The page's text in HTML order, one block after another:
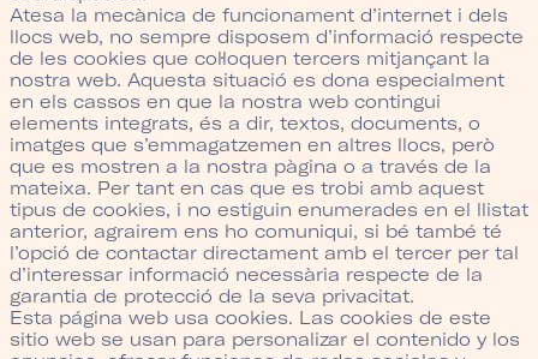
Atesa la mecànica de funcionament d’internet i dels
llocs web, no sempre disposem d’informació respecte
de les cookies que col·loquen tercers mitjançant la
nostra web. Aquesta situació es dona especialment
en els cassos en que la nostra web contingui
elements integrats, és a dir, textos, documents, o
imatges que s’emmagatzemen en altres llocs, però
que es mostren a la nostra pàgina o a través de la
mateixa. Per tant en cas que es trobi amb aquest
tipus de cookies, i no estiguin enumerades en el llistat
anterior, agrairem ens ho comuniqui, si bé també té
l’opció de contactar directament amb el tercer per tal
d’interessar informació necessària respecte de la
garantia de protecció de la seva privacitat.
Esta página web usa cookies. Las cookies de este
sitio web se usan para personalizar el contenido y los